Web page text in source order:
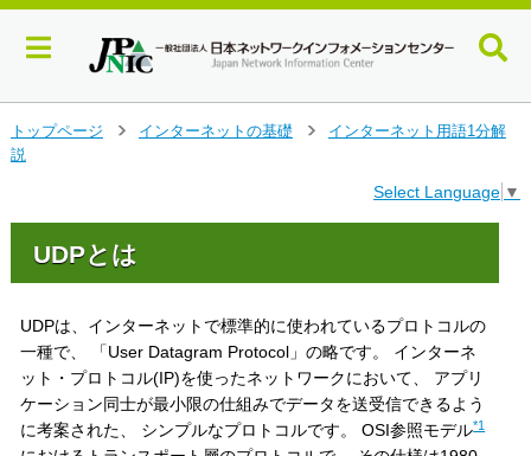
イ
ン
トップページ
インターネットの基礎
インターネット用語1分解
説
Select Language ▼
UDPとは
UDPは、インターネットで標準的に使われているプロトコルの
一種で、 「User Datagram Protocol」の略です。 インターネ
ット・プロトコル(IP)を使ったネットワークにおいて、 アプリ
ケーション同士が最小限の仕組みでデータを送受信できるよう
に考案された、 シンプルなプロトコルです。 OSI参照モデル*1